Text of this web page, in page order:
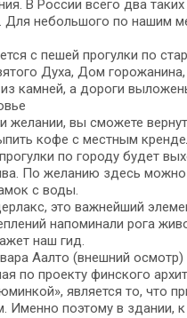
В России всего два
Для небольшого по нашим
с пешей прогулки по
Духа, Дом
камней, а дороги
желании, вы сможете
кофе с местным
по городу будет
По желанию здесь можно
с воды.
это важнейший
напоминали рога
наш гид.
Аалто (внешний
по проекту финского
является то, что
Именно поэтому в здании,